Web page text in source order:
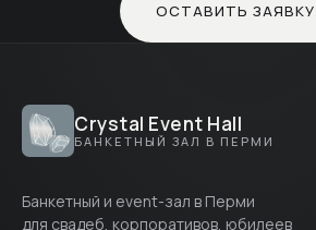
ОСТАВИТЬ ЗАЯВКУ
Crystal Event Hall
БАНКЕТНЫЙ ЗАЛ В ПЕРМИ
Банкетный и event-зал в Перми
для свадеб, корпоративов, юбилеев